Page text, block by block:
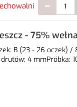
- 75%
B (23 - 26 oczek)
4 mmPróbka: